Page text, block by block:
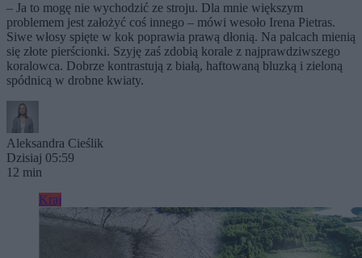
– Ja to mogę nie wychodzić ze stroju. Dla mnie większym
problemem jest założyć coś innego – mówi wesoło Irena Pietras.
Siwe włosy spięte w kok poprawia prawą dłonią. Na palcach mienią
się złote pierścionki. Szyję zaś zdobią korale z najprawdziwszego
koralowca. Dobrze kontrastują z białą, haftowaną bluzką i zieloną
spódnicą w drobne kwiaty.
Aleksandra Cieślik
Dzisiaj 05:59
12 min
Kraj